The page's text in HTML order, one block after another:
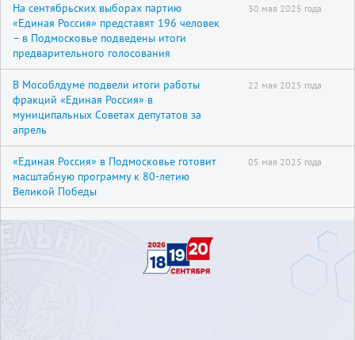
На сентябрьских выборах партию
«Единая Россия» представят 196 человек
– в Подмосковье подведены итоги
предварительного голосования
30 мая 2025 года
В Мособлдуме подвели итоги работы
фракций «Единая Россия» в
муниципальных Советах депутатов за
апрель
22 мая 2025 года
«Единая Россия» в Подмосковье готовит
масштабную программу к 80-летию
Великой Победы
05 мая 2025 года